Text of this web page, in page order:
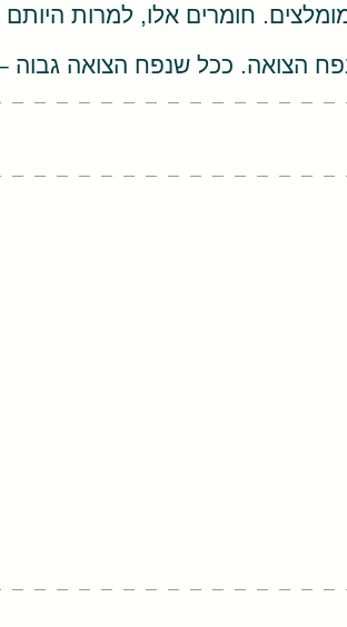
חומרים אלו, למרות
הצואה. ככל שנפח הצואה